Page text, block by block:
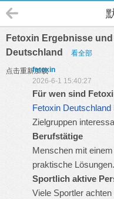
Fetoxin Ergebnisse
Deutschland
看全部
点击重新加载
fetoxin
2026-6-1 15:40:27
Für wen sind
Fetoxin Deutschland
Zielgruppen
Berufstätige
Menschen mit
praktische Lösungen.
Sportlich aktive
Viele Sportler